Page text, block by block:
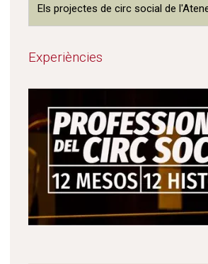
Els projectes de circ social de
Experiències